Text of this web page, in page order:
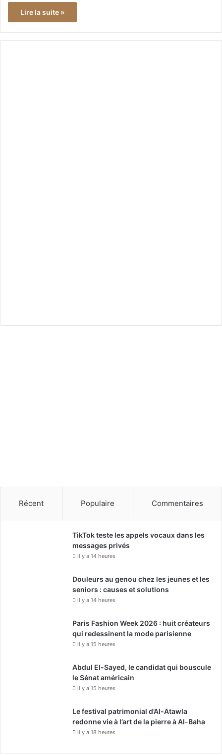
Lire la suite »
Récent Populaire Commentaires
TikTok teste les appels vocaux dans les
messages privés
il y a 14 heures
Douleurs au genou chez les jeunes et les
seniors : causes et solutions
il y a 14 heures
Paris Fashion Week 2026 : huit créateurs
qui redessinent la mode parisienne
il y a 15 heures
Abdul El-Sayed, le candidat qui bouscule
le Sénat américain
il y a 15 heures
Le festival patrimonial d’Al-Atawla
redonne vie à l’art de la pierre à Al-Baha
il y a 18 heures